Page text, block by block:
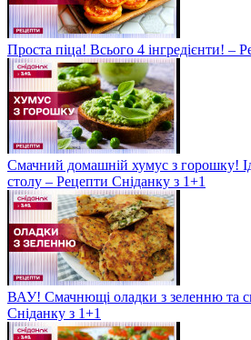
Проста піца! Всього 4 інгредієнти! –
Смачний домашній хумус з горошку!
столу – Рецепти Сніданку з 1+1
ВАУ! Смачнющі оладки з зеленню та
Сніданку з 1+1